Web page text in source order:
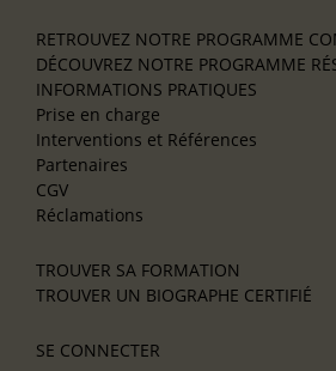
RETROUVEZ NOTRE PROGRAMME
DÉCOUVREZ NOTRE PROGRAMME
INFORMATIONS PRATIQUES
Prise en charge
Interventions et Références
Partenaires
CGV
Réclamations
TROUVER SA FORMATION
TROUVER UN BIOGRAPHE CERTIFIÉ
SE CONNECTER